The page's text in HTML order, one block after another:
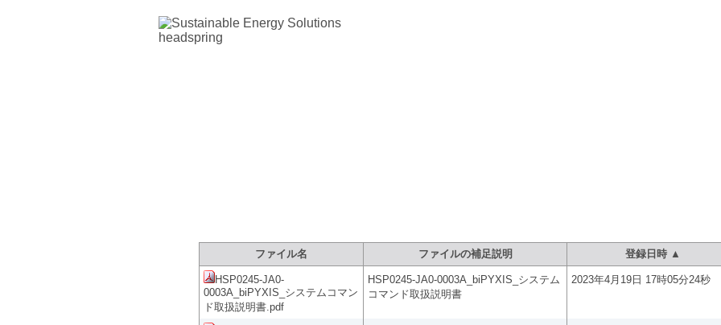
ファイル名 ファイルの補足説明 登録日時 ▲
HSP0245-JA0-
0003A_biPYXIS_システムコマン
ド取扱説明書.pdf
HSP0245-JA0-0003A_biPYXIS_システム
コマンド取扱説明書
2023年4月19日 17時05分24秒